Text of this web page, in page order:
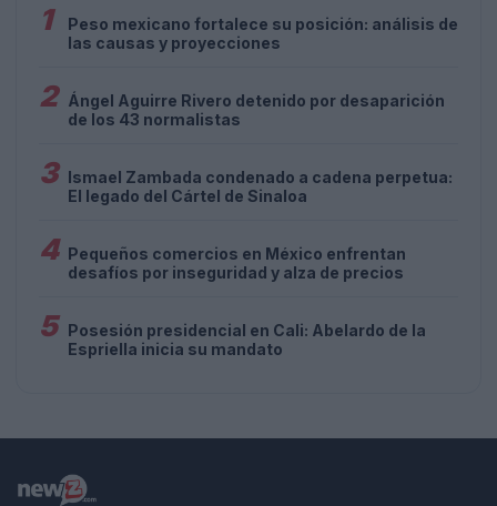
1
Peso mexicano fortalece su posición: análisis de
las causas y proyecciones
2 Ángel Aguirre Rivero detenido por desaparición
de los 43 normalistas
3 Ismael Zambada condenado a cadena perpetua:
El legado del Cártel de Sinaloa
4 Pequeños comercios en México enfrentan
desafíos por inseguridad y alza de precios
5 Posesión presidencial en Cali: Abelardo de la
Espriella inicia su mandato